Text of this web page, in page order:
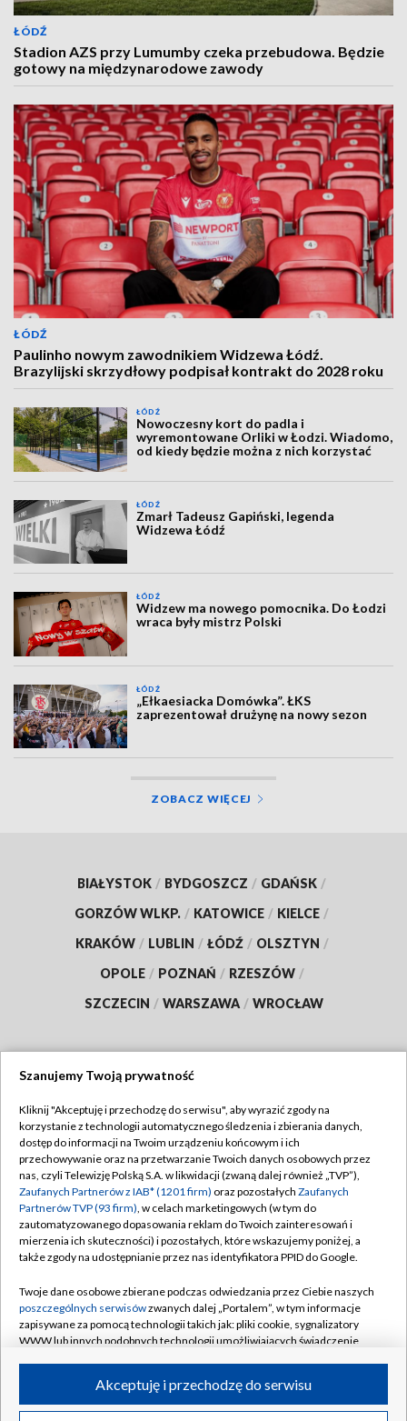
ŁÓDŹ
Stadion AZS przy Lumumby czeka przebudowa. Będzie
gotowy na międzynarodowe zawody
ŁÓDŹ
Paulinho nowym zawodnikiem Widzewa Łódź.
Brazylijski skrzydłowy podpisał kontrakt do 2028 roku
ŁÓDŹ
Nowoczesny kort do padla i
wyremontowane Orliki w Łodzi. Wiadomo,
od kiedy będzie można z nich korzystać
ŁÓDŹ
Zmarł Tadeusz Gapiński, legenda
Widzewa Łódź
ŁÓDŹ
Widzew ma nowego pomocnika. Do Łodzi
wraca były mistrz Polski
ŁÓDŹ
„Ełkaesiacka Domówka”. ŁKS
zaprezentował drużynę na nowy sezon
ZOBACZ WIĘCEJ
BIAŁYSTOK / BYDGOSZCZ / GDAŃSK /
GORZÓW WLKP. / KATOWICE / KIELCE /
KRAKÓW / LUBLIN / ŁÓDŹ / OLSZTYN /
OPOLE / POZNAŃ / RZESZÓW /
SZCZECIN / WARSZAWA / WROCŁAW
TVP
Abonament TVP
Emisja w TVP
Centrum informacji TVP
Naziemna Telewizja Cyfrowa
Rada Programowa
System NOS
Informacje o nadawcy
Program dla prasy
Regulamin TVP
Polityka prywatności
Moje zgody
Pomoc
Kontakt
Kanały
©2026 Telewizja Polska S.A. w likwidacji
Szanujemy Twoją prywatność
Kliknij "Akceptuję i przechodzę do serwisu", aby wyrazić zgody na
korzystanie z technologii automatycznego śledzenia i zbierania danych,
dostęp do informacji na Twoim urządzeniu końcowym i ich
przechowywanie oraz na przetwarzanie Twoich danych osobowych przez
nas, czyli Telewizję Polską S.A. w likwidacji (zwaną dalej również „TVP”),
Zaufanych Partnerów z IAB* (1201 firm) oraz pozostałych Zaufanych
Partnerów TVP (93 firm), w celach marketingowych (w tym do
zautomatyzowanego dopasowania reklam do Twoich zainteresowań i
mierzenia ich skuteczności) i pozostałych, które wskazujemy poniżej, a
także zgody na udostępnianie przez nas identyfikatora PPID do Google.
Twoje dane osobowe zbierane podczas odwiedzania przez Ciebie naszych
poszczególnych serwisówzwanych dalej „Portalem”, w tym informacje
zapisywane za pomocą technologii takich jak: pliki cookie, sygnalizatory
WWW lub innych podobnych technologii umożliwiających świadczenie
ruchu w Internecie.Akceptuję i przechodzę do serwisu